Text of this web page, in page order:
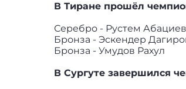
В Тиране прошёл
Серебро - Рустем Абациев
Бронза - Эскендер
Бронза - Умудов Рахул
В Сургуте завершился